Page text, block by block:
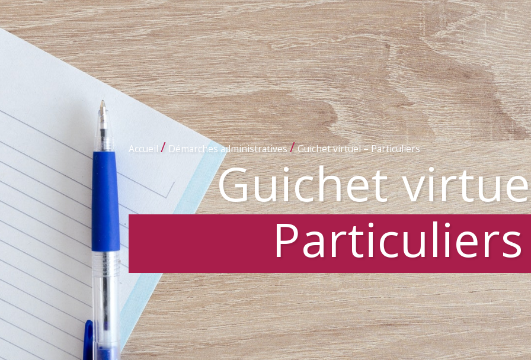
Accueil / Démarches administratives/Guichet virtuel – Particuliers
Guichet
Particuliers